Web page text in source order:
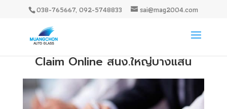
038-765667, 092-5748833 sai@mag2004.com
Claim Online สนง.ใหญ่บางแสน